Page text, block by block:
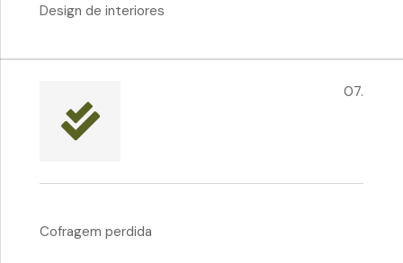
Design de interiores
07.
Cofragem perdida